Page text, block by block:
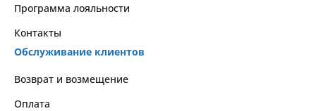
Программа лояльности
Контакты
Обслуживание клиентов
Возврат и возмещение
Оплата